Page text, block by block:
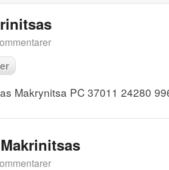
Makrynitsa PC 37011 24280